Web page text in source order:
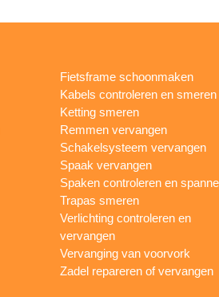
Fietsframe schoonmaken
Kabels controleren en smeren
Ketting smeren
Remmen vervangen
Schakelsysteem vervangen
Spaak vervangen
Spaken controleren en
Trapas smeren
Verlichting controleren en
vervangen
Vervanging van voorvork
Zadel repareren of vervangen